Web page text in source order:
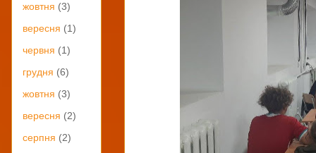
жовтня (3)
вересня (1)
червня (1)
грудня (6)
жовтня (3)
вересня (2)
серпня (2)